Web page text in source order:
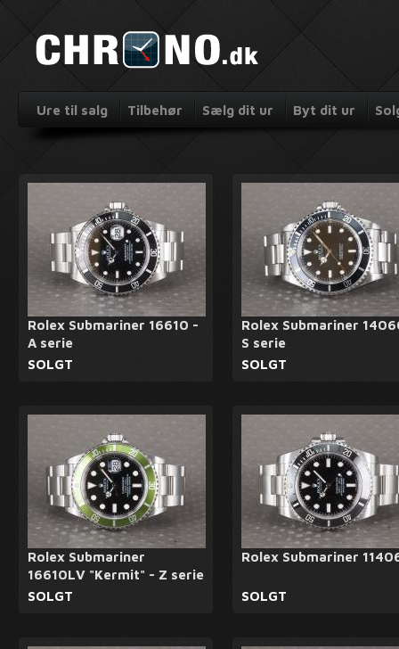
Ure til salg Tilbehør Sælg dit ur Byt dit ur
Rolex Submariner 16610 -
A serie
SOLGT
Rolex Submariner
S serie
SOLGT
Rolex Submariner
16610LV "Kermit" - Z serie
SOLGT
Rolex Submariner
SOLGT